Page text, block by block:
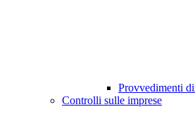
Provvedimenti
Controlli sulle imprese